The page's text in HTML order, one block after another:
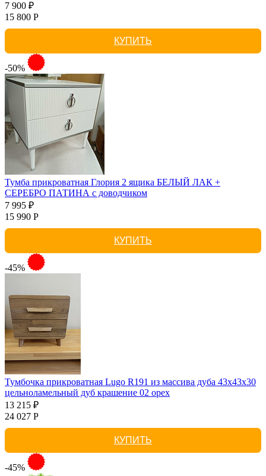
7 900 ₽
15 800 Р
КУПИТЬ
-50%
Тумба прикроватная Глория 2 ящика БЕЛЫЙ ЛАК +
СЕРЕБРО ПАТИНА с доводчиком
7 995 ₽
15 990 Р
КУПИТЬ
-45%
Тумбочка прикроватная Lugo R191 из массива дуба 43х43х30
цельноламельный дуб крашение 02 орех
13 215 ₽
24 027 Р
КУПИТЬ
-45%